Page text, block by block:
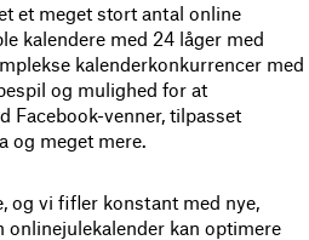
et meget stort antal online
kalendere med 24 låger med
kalenderkonkurrencer med
og mulighed for at
Facebook-venner, tilpasset
og meget mere.
og vi fifler konstant med nye,
onlinejulekalender kan optimere